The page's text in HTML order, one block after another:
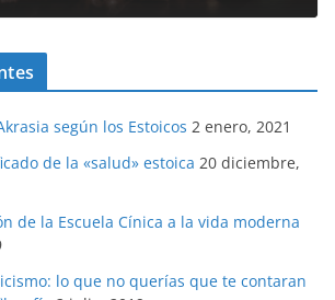
según los Estoicos 2 enero, 2021
de la «salud» estoica 20 diciembre,
de la Escuela Cínica a la vida moderna
lo que no querías que te contaran